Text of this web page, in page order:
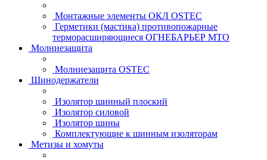
Монтажные элементы ОКЛ OSTEC
Герметики (мастика) противопожарные
терморасширяющиеся ОГНЕБАРЬЕР МТО
Молниезащита
Молниезащита OSTEC
Шинодержатели
Изолятор шинный плоский
Изолятор силовой
Изолятор шины
Комплектующие к шинным изоляторам
Метизы и хомуты